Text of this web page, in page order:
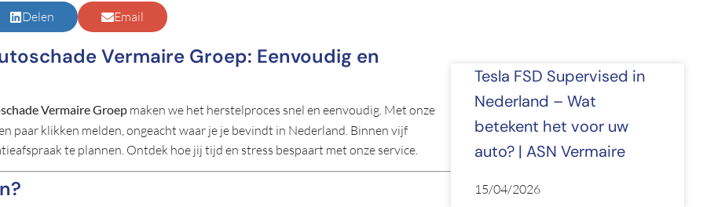
Delen Email
Vermaire Groep: Eenvoudig en
Vermaire Groep maken we het herstelproces snel en eenvoudig. Met onze
paar klikken melden, ongeacht waar je je bevindt in Nederland. Binnen vijf
te plannen. Ontdek hoe jij tijd en stress bespaart met onze service.
Tesla FSD Supervised in
Nederland – Wat
betekent het voor uw
auto? | ASN Vermaire
15/04/2026